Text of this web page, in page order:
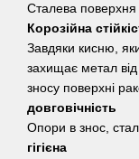
Сталева
Корозійна
Завдяки кисню,
захищає метал від
зносу поверхні
довговічність
Опори в знос,
гігієна